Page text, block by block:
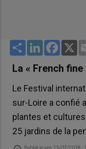
Share LinkedIn X
La « French
Le Festival
sur-Loire a confié
plantes et cultures
25 jardins de la
Publié leven 13/07/2018 -